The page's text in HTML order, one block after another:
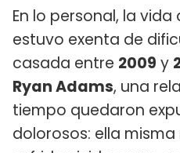
En lo personal, la
estuvo exenta de
casada entre 2009 y
Ryan Adams, una
tiempo quedaron
dolorosos: ella